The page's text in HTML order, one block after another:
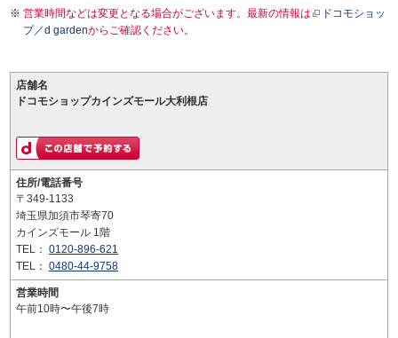
営業時間などは変更となる場合がございます。最新の情報は
ドコモショッ
プ／d gardenからご確認ください。
店舗名
ドコモショップカインズモール大利根店
住所/電話番号
〒349-1133
埼玉県加須市琴寄70
カインズモール 1階
TEL： 0120-896-621
TEL： 0480-44-9758
営業時間
午前10時〜午後7時